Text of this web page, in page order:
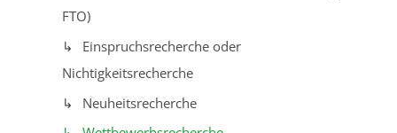
FTO)
Einspruchsrecherche oder
Nichtigkeitsrecherche
Neuheitsrecherche